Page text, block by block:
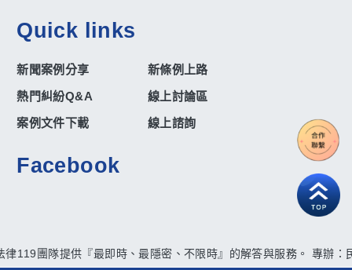
Quick links
新聞案例分享
新條例上路
熱門糾紛Q&A
線上討論區
案例文件下載
線上諮詢
Facebook
律119團隊提供『最即時、最隱密、不限時』的解答與服務。 專辦